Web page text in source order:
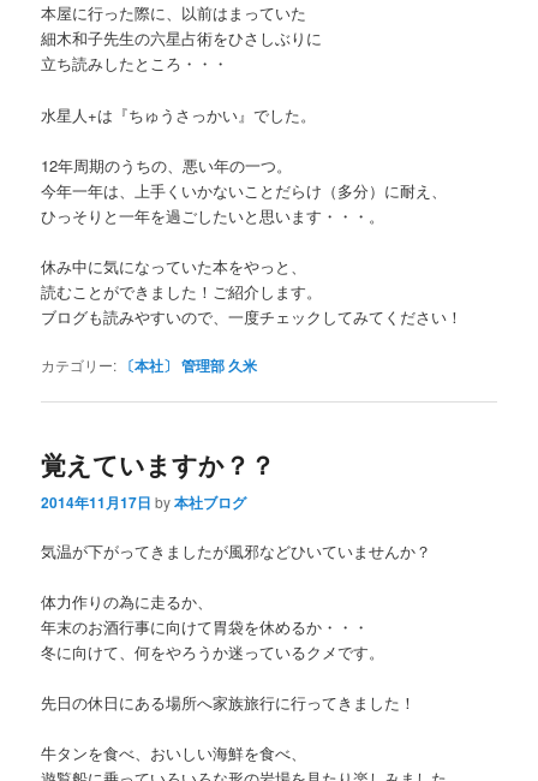
本屋に行った際に、以前はまっていた
細木和子先生の六星占術をひさしぶりに
立ち読みしたところ・・・
水星人+は『ちゅうさっかい』でした。
12年周期のうちの、悪い年の一つ。
今年一年は、上手くいかないことだらけ（多分）に耐え、
ひっそりと一年を過ごしたいと思います・・・。
休み中に気になっていた本をやっと、
読むことができました！ご紹介します。
ブログも読みやすいので、一度チェックしてみてください！
カテゴリー: 〔本社〕 管理部 久米
覚えていますか？？
2014年11月17日 by本社ブログ
気温が下がってきましたが風邪などひいていませんか？
体力作りの為に走るか、
年末のお酒行事に向けて胃袋を休めるか・・・
冬に向けて、何をやろうか迷っているクメです。
先日の休日にある場所へ家族旅行に行ってきました！
牛タンを食べ、おいしい海鮮を食べ、